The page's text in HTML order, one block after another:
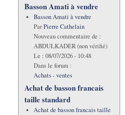
Basson Amati à vendre
Basson Amati à vendre
ParPierre Cathelain
Nouveau commentaire de :
ABDULKADER (non vérifié)
Le : 08/07/2026 - 10:48
Dans le forum :
Achats - ventes
Achat de basson francais
taille standard
Achat de basson francais taille